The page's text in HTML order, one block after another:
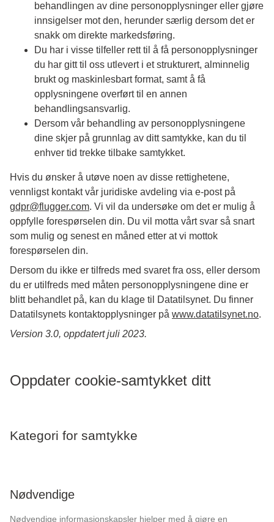
behandlingen av dine personopplysninger eller gjøre
innsigelser mot den, herunder særlig dersom det er
snakk om direkte markedsføring.
Du har i visse tilfeller rett til å få personopplysninger
du har gitt til oss utlevert i et strukturert, alminnelig
brukt og maskinlesbart format, samt å få
opplysningene overført til en annen
behandlingsansvarlig.
Dersom vår behandling av personopplysningene
dine skjer på grunnlag av ditt samtykke, kan du til
enhver tid trekke tilbake samtykket.
Hvis du ønsker å utøve noen av disse rettighetene,
vennligst kontakt vår juridiske avdeling via e-post på
gdpr@flugger.com. Vi vil da undersøke om det er mulig å
oppfylle forespørselen din. Du vil motta vårt svar så snart
som mulig og senest en måned etter at vi mottok
forespørselen din.
Dersom du ikke er tilfreds med svaret fra oss, eller dersom
du er utilfreds med måten personopplysningene dine er
blitt behandlet på, kan du klage til Datatilsynet. Du finner
Datatilsynets kontaktopplysninger på www.datatilsynet.no.
Version 3.0, oppdatert juli 2023.
Oppdater cookie-samtykket ditt
Kategori for samtykke
Nødvendige
Nødvendige informasjonskapsler hjelper med å gjøre en